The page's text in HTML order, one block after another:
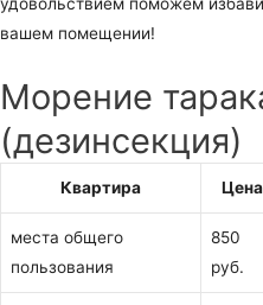
вашем помещении!
Морение
(дезинсекция)
Квартира Цена
места общего
пользования
850
руб.